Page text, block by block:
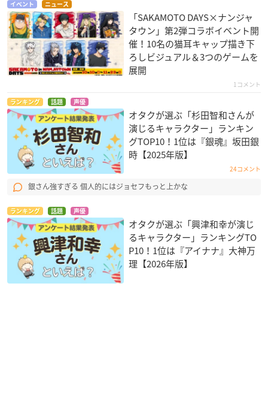
イベント ニュース
「SAKAMOTO DAYS×ナンジャ
タウン」第2弾コラボイベント開
催！10名の猫耳キャップ描き下
ろしビジュアル＆3つのゲームを
展開
1コメント
ランキング 話題 声優
オタクが選ぶ「杉田智和さんが
演じるキャラクター」ランキン
グTOP10！1位は『銀魂』坂田銀
時【2025年版】
24コメント
銀さん強すぎる 個人的にはジョセフもっと上かな
ランキング 話題 声優
オタクが選ぶ「興津和幸が演じ
るキャラクター」ランキングTO
P10！1位は『アイナナ』大神万
理【2026年版】